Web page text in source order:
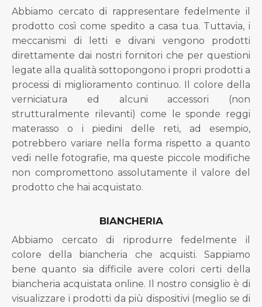
Abbiamo cercato di rappresentare fedelmente il
prodotto così come spedito a casa tua. Tuttavia, i
meccanismi di letti e divani vengono prodotti
direttamente dai nostri fornitori che per questioni
legate alla qualità sottopongono i propri prodotti a
processi di miglioramento continuo. Il colore della
verniciatura ed alcuni accessori (non
strutturalmente rilevanti) come le sponde reggi
materasso o i piedini delle reti, ad esempio,
potrebbero variare nella forma rispetto a quanto
vedi nelle fotografie, ma queste piccole modifiche
non compromettono assolutamente il valore del
prodotto che hai acquistato.
BIANCHERIA
Abbiamo cercato di riprodurre fedelmente il
colore della biancheria che acquisti. Sappiamo
bene quanto sia difficile avere colori certi della
biancheria acquistata online. Il nostro consiglio è di
visualizzare i prodotti da più dispositivi (meglio se di